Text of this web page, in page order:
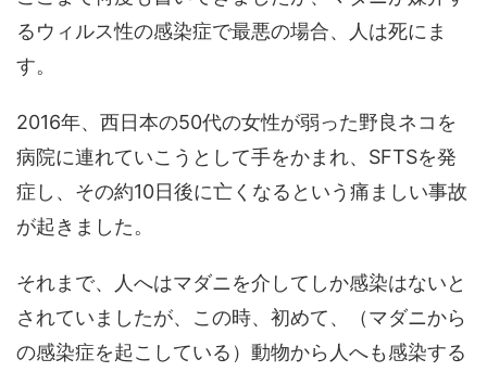
るウィルス性の感染症で最悪の場合、人は死にま
す。
2016年、西日本の50代の女性が弱った野良ネコを
病院に連れていこうとして手をかまれ、SFTSを発
症し、その約10日後に亡くなるという痛ましい事故
が起きました。
それまで、人へはマダニを介してしか感染はないと
されていましたが、この時、初めて、（マダニから
の感染症を起こしている）動物から人へも感染する